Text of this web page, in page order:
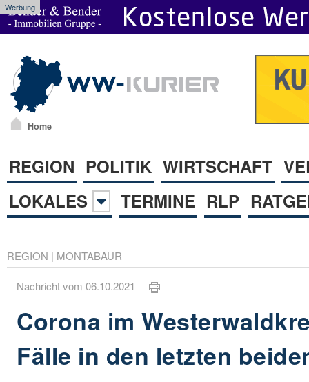
Werbung
Home
REGION POLITIK WIRTSCHAFT
LOKALES
TERMINE RLP
REGION | MONTABAUR
Nachricht vom 06.10.2021
Corona im
Fälle in den letzten